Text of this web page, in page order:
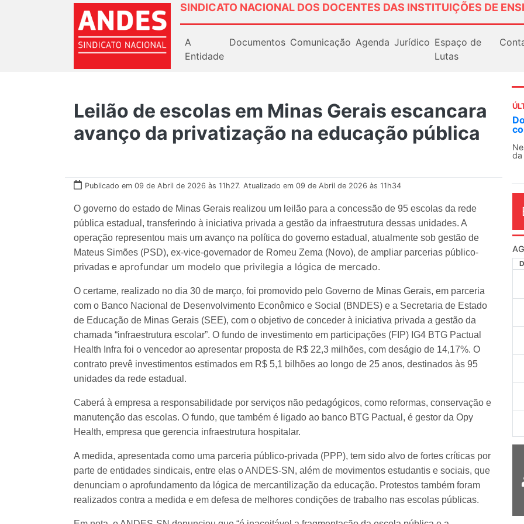
SINDICATO NACIONAL DOS DOCENTES DAS INSTITUIÇÕES DE
A
Entidade
Documentos Comunicação Agenda Jurídico Espaço de
Lutas
Leilão de escolas em Minas Gerais escancara
avanço da privatização na educação pública
Publicado em 09 de Abril de 2026 às 11h27. Atualizado em 09 de Abril de 2026 às 11h34
O governo do estado de Minas Gerais realizou um leilão para a concessão de 95 escolas da rede
pública estadual, transferindo à iniciativa privada a gestão da infraestrutura dessas unidades. A
operação representou mais um avanço na política do governo estadual, atualmente sob gestão de
Mateus Simões (PSD), ex-vice-governador de Romeu Zema (Novo), de ampliar parcerias público-
privadas e aprofundar um modelo que privilegia a lógica de mercado.
O certame, realizado no dia 30 de março, foi promovido pelo Governo de Minas Gerais, em parceria
com o Banco Nacional de Desenvolvimento Econômico e Social (BNDES) e a Secretaria de Estado
de Educação de Minas Gerais (SEE), com o objetivo de conceder à iniciativa privada a gestão da
chamada “infraestrutura escolar”. O fundo de investimento em participações (FIP) IG4 BTG Pactual
Health Infra foi o vencedor ao apresentar proposta de R$ 22,3 milhões, com deságio de 14,17%. O
contrato prevê investimentos estimados em R$ 5,1 bilhões ao longo de 25 anos, destinados às 95
unidades da rede estadual.
Caberá à empresa a responsabilidade por serviços não pedagógicos, como reformas, conservação e
manutenção das escolas. O fundo, que também é ligado ao banco BTG Pactual, é gestor da Opy
Health, empresa que gerencia infraestrutura hospitalar.
A medida, apresentada como uma parceria público-privada (PPP), tem sido alvo de fortes críticas por
parte de entidades sindicais, entre elas o ANDES-SN, além de movimentos estudantis e sociais, que
denunciam o aprofundamento da lógica de mercantilização da educação. Protestos também foram
realizados contra a medida e em defesa de melhores condições de trabalho nas escolas públicas.
Docentes paralisam novamente as
contra as políticas de Milei na
Nessa segunda-feira (3), sindicatos de
da educação superior e básica da Argentina...